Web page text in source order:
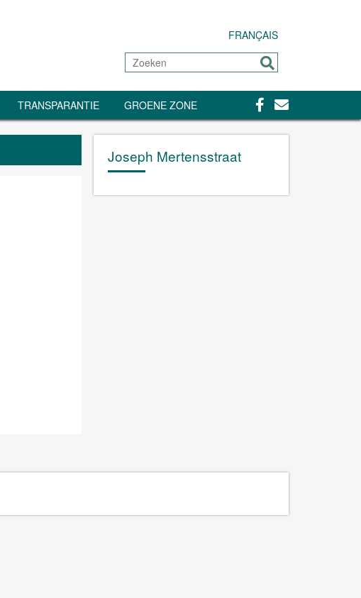
FRANÇAIS
Zoeken
Sturen
TRANSPARANTIE GROENE ZONE Facebook
Contact
Joseph Mertensstraat